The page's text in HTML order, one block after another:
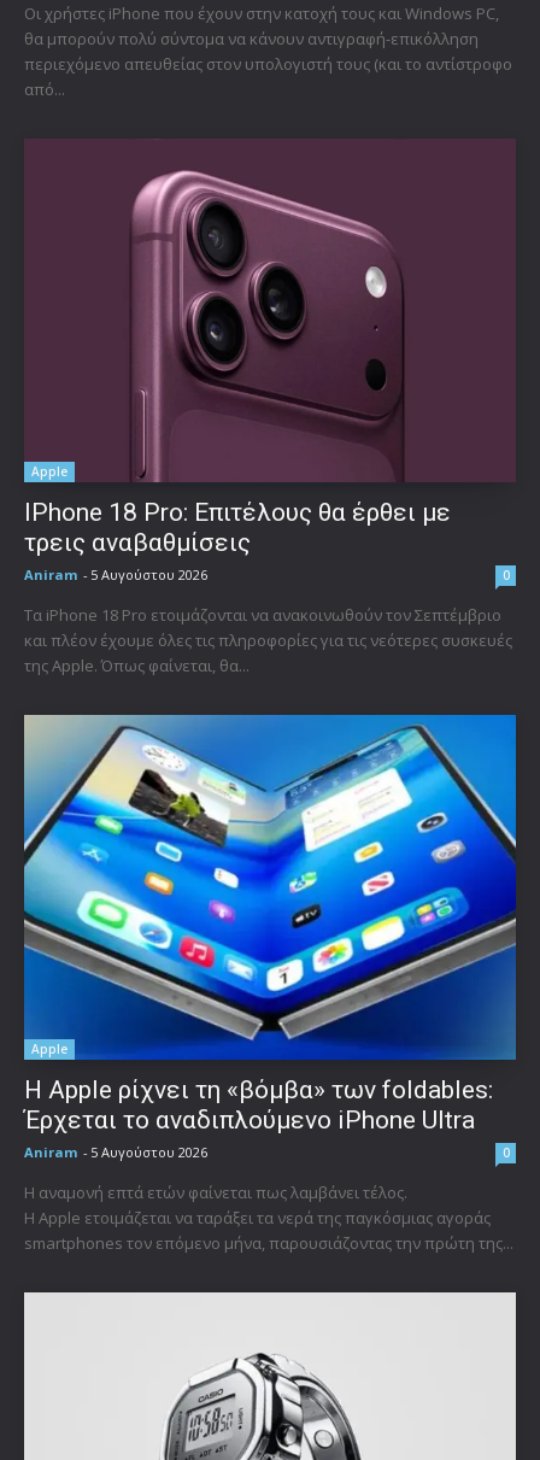
Οι χρήστες iPhone που έχουν στην κατοχή τους και Windows PC,
θα μπορούν πολύ σύντομα να κάνουν αντιγραφή-επικόλληση
περιεχόμενο απευθείας στον υπολογιστή τους (και το αντίστροφο
από...
Apple
IPhone 18 Pro: Επιτέλους θα έρθει με
τρεις αναβαθμίσεις
Aniram - 5 Αυγούστου 2026 0
Τα iPhone 18 Pro ετοιμάζονται να ανακοινωθούν τον Σεπτέμβριο
και πλέον έχουμε όλες τις πληροφορίες για τις νεότερες συσκευές
της Apple. Όπως φαίνεται, θα...
Apple
Η Apple ρίχνει τη «βόμβα» των foldables:
Έρχεται το αναδιπλούμενο iPhone Ultra
Aniram - 5 Αυγούστου 2026 0
Η αναμονή επτά ετών φαίνεται πως λαμβάνει τέλος.
Η Apple ετοιμάζεται να ταράξει τα νερά της παγκόσμιας αγοράς
smartphones τον επόμενο μήνα, παρουσιάζοντας την πρώτη της...